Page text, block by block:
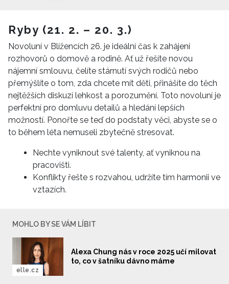
Přihlášením k newsletteru souhlasíte s
soukromí - BurdaMedia Extra s.r.o. bude s Vašimi údaji
pracovat zejména k organizaci a vyhodnocení akce a
zasílání novinek.
Chcete navíc dostávat i další zajímavé a exkluzivní
Ryby (21. 2. – 20. 3.)
Novoluní v Blížencích 26. je ideální čas k zahájení
rozhovorů o domově a rodině. Ať už řešíte novou
nájemní smlouvu, čelíte stárnutí svých rodičů nebo
přemýšlíte o tom, zda chcete mít děti, přinášíte do těch
nejtěžších diskuzí lehkost a porozumění. Toto novoluní je
perfektní pro domluvu detailů a hledání lepších
možností. Ponořte se teď do podstaty věci, abyste se o
to během léta nemuseli zbytečně stresovat.
Nechte vyniknout své talenty, ať vyniknou na
pracovišti.
Konflikty řešte s rozvahou, udržíte tím harmonii ve
vztazích.
MOHLO BY SE VÁM LÍBIT
Alexa Chung nás v roce 2025 učí milovat
to, co v šatníku dávno máme
elle.cz